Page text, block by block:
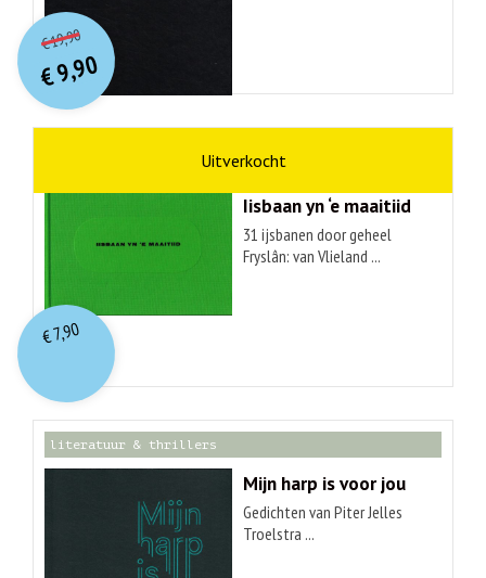
€19,90O
orspr
onkelijke
prijs
was:
€ 19,90.
€9,90
Huidige
prijs
is:
€ 9,90.
Iisbaan yn ‘e maaitiid
31 ijsbanen door geheel
Fryslân: van Vlieland ...
€7,90
literatuur & thrillers
Mijn harp is voor jou
Gedichten van Piter Jelles
Troelstra ...